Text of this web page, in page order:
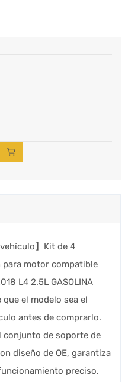
】Kit de 4
motor compatible
L4 2.5L GASOLINA
el modelo sea el
antes de comprarlo.
conjunto de soporte de
diseño de OE, garantiza
preciso.